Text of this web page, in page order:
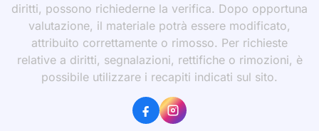
diritti, possono richiederne la verifica. Dopo opportuna
valutazione, il materiale potrà essere modificato,
attribuito correttamente o rimosso. Per richieste
relative a diritti, segnalazioni, rettifiche o rimozioni, è
possibile utilizzare i recapiti indicati sul sito.